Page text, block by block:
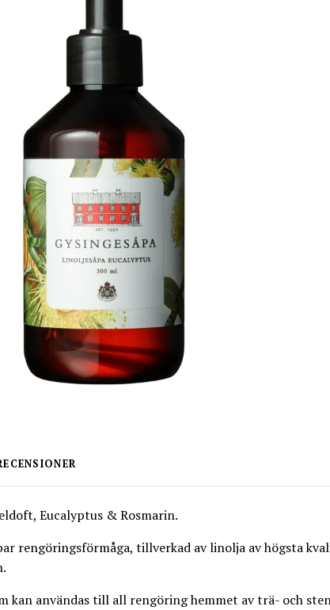
Eucalyptus & Rosmarin.
rengöringsförmåga, tillverkad av linolja av högsta
kan användas till all rengöring hemmet av trä- och